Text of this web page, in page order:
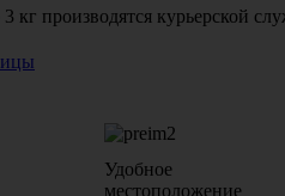
3 кг производятся
Удобное
местоположение